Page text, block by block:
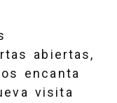
abiertas,
encanta
visita